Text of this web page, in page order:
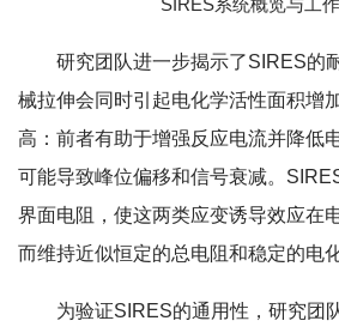
SIRES系统概览与工
研究团队进一步揭示了SIRES的
械拉伸会同时引起电化学活性面积增
高：前者有助于增强反应电流并降低
可能导致峰位偏移和信号衰减。
界面电阻，使这两类应变诱导效应在
而维持近似恒定的总电阻和稳定的电
为验证SIRES的通用性，研究团